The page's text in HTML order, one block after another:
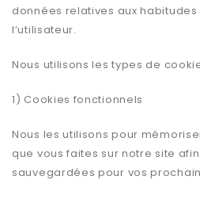
données relatives aux
l’utilisateur.
Nous utilisons les types de
1) Cookies fonctionnels
Nous les utilisons pour
que vous faites sur notre site
sauvegardées pour vos